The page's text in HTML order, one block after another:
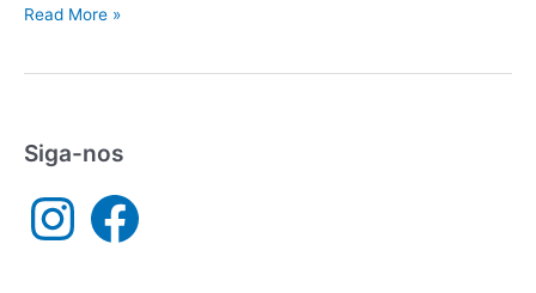
Assistência
Read More »
Siga-nos
n
a
c